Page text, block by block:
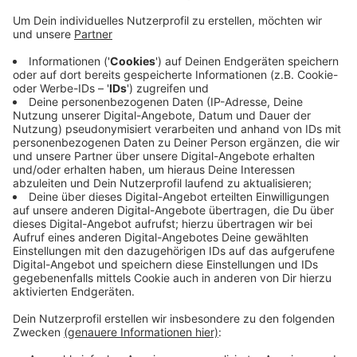
Beide Affen haben den Transport gut überstanden,
sagte uns Zoodirektor Arne Lawrenz gestern
Abend. Pfleger aus Wuppertal haben sie begleitet
und werden noch ein paar Tage bei ihnen bleiben,
damit die Schimpansen in ihrer neuen Umgebung
erst einmal bekannte Gesichter haben. Die Anlage
der Schimpansen wird schon in den nächsten
Tagen von den Bonobos, den Zwergschimpansen
bezogen. Da seien keine großen Umbauten nötig,
sagt Lawrenz.
Veröffentlicht:Dienstag, 01.10.2019 06:39
Anzeige